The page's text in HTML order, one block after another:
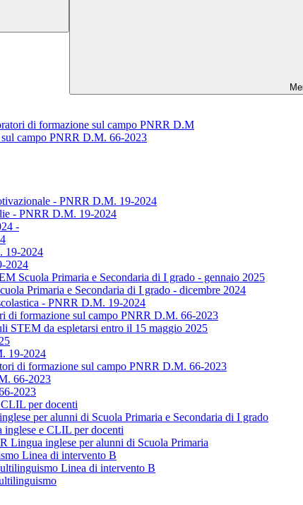
di formazione sul campo PNRR D.M
campo PNRR D.M. 66-2023
- PNRR D.M. 19-2024
- PNRR D.M. 19-2024
-
19-2024
2024
Scuola Primaria e Secondaria di I grado - gennaio 2025
Primaria e Secondaria di I grado - dicembre 2024
- PNRR D.M. 19-2024
di formazione sul campo PNRR D.M. 66-2023
STEM da espletarsi entro il 15 maggio 2025
19-2024
di formazione sul campo PNRR D.M. 66-2023
66-2023
2023
per docenti
per alunni di Scuola Primaria e Secondaria di I grado
e CLIL per docenti
Lingua inglese per alunni di Scuola Primaria
Linea di intervento B
Linea di intervento B